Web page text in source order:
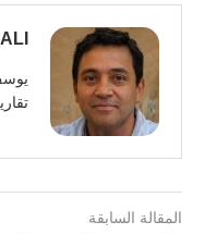
المقالة السابقة